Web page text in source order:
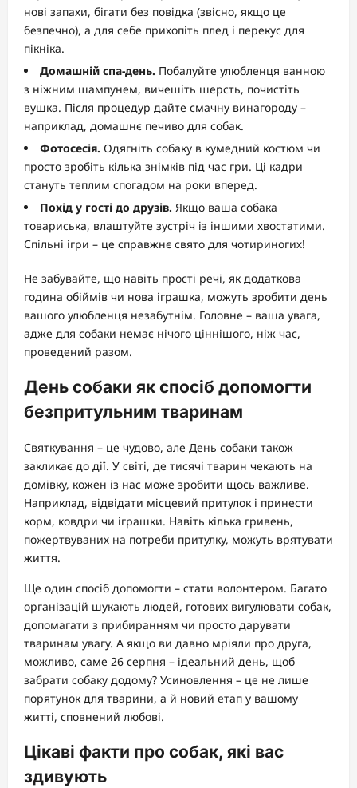
нові запахи, бігати без повідка (звісно, якщо це
безпечно), а для себе прихопіть плед і перекус для
пікніка.
Домашній спа-день. Побалуйте улюбленця ванною
з ніжним шампунем, вичешіть шерсть, почистіть
вушка. Після процедур дайте смачну винагороду –
наприклад, домашнє печиво для собак.
Фотосесія. Одягніть собаку в кумедний костюм чи
просто зробіть кілька знімків під час гри. Ці кадри
стануть теплим спогадом на роки вперед.
Похід у гості до друзів. Якщо ваша собака
товариська, влаштуйте зустріч із іншими хвостатими.
Спільні ігри – це справжнє свято для чотириногих!
Не забувайте, що навіть прості речі, як додаткова
година обіймів чи нова іграшка, можуть зробити день
вашого улюбленця незабутнім. Головне – ваша увага,
адже для собаки немає нічого ціннішого, ніж час,
проведений разом.
День собаки як спосіб допомогти
безпритульним тваринам
Святкування – це чудово, але День собаки також
закликає до дії. У світі, де тисячі тварин чекають на
домівку, кожен із нас може зробити щось важливе.
Наприклад, відвідати місцевий притулок і принести
корм, ковдри чи іграшки. Навіть кілька гривень,
пожертвуваних на потреби притулку, можуть врятувати
життя.
Ще один спосіб допомогти – стати волонтером. Багато
організацій шукають людей, готових вигулювати собак,
допомагати з прибиранням чи просто дарувати
тваринам увагу. А якщо ви давно мріяли про друга,
можливо, саме 26 серпня – ідеальний день, щоб
забрати собаку додому? Усиновлення – це не лише
порятунок для тварини, а й новий етап у вашому
житті, сповнений любові.
Цікаві факти про собак, які вас
здивують